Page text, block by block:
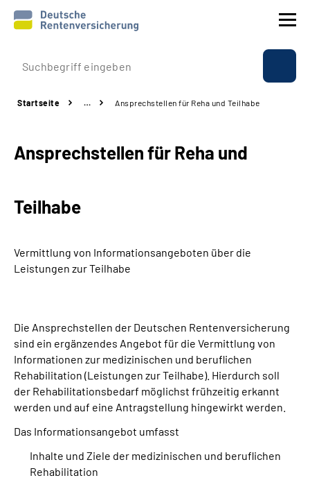
Prävention
Rente
Über uns & Presse
Suche
Language
Inhalte in Gebärdensprache (DGS)
Leichte Sprache
Startseite … Ansprechstellen für Reha und Teilhabe
Ansprechstellen für Reha und
Teilhabe
Vermittlung von Informationsangeboten über die
Leistungen zur Teilhabe
Die Ansprechstellen der Deutschen Rentenversicherung
sind ein ergänzendes Angebot für die Vermittlung von
Informationen zur medizinischen und beruflichen
Rehabilitation (Leistungen zur Teilhabe). Hierdurch soll
der Rehabilitationsbedarf möglichst frühzeitig erkannt
werden und auf eine Antragstellung hingewirkt werden.
Das Informationsangebot umfasst
Inhalte und Ziele der medizinischen und beruflichen
Rehabilitation